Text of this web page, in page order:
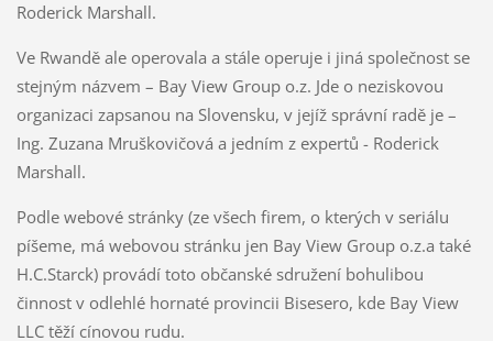
Roderick Marshall.
Ve Rwandě ale operovala a stále operuje i jiná společnost se
stejným názvem – Bay View Group o.z. Jde o neziskovou
organizaci zapsanou na Slovensku, v jejíž správní radě je –
Ing. Zuzana Mruškovičová a jedním z expertů - Roderick
Marshall.
Podle webové stránky (ze všech firem, o kterých v seriálu
píšeme, má webovou stránku jen Bay View Group o.z.a také
H.C.Starck) provádí toto občanské sdružení bohulibou
činnost v odlehlé hornaté provincii Bisesero, kde Bay View
LLC těží cínovou rudu.